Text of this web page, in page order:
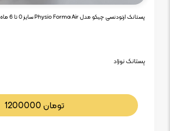
پستانک ارتودنسی چیکو مدل Physio Forma Air سایز 0 تا 6 ماه
پستانک نوزاد
1200000 تومان